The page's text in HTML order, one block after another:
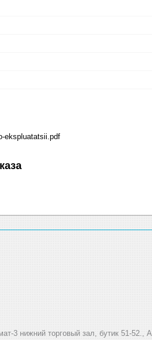
ekspluatatsii.pdf
3 нижний торговый зал, бутик 51-52.,